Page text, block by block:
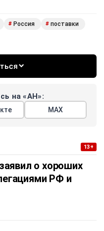
# Россия # поставки
на «АН»:
МАХ
13+
о хороших
РФ и